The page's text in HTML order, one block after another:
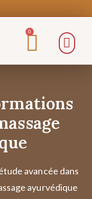
0
avancée dans
ayurvédique